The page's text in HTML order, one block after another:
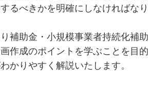
るべきかを明確にしなければな
補助金・小規模事業者持続化補
作成のポイントを学ぶことを目
かりやすく解説いたします。